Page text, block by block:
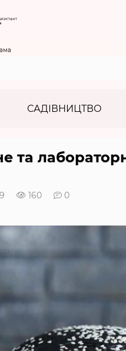
САДІВНИЦТВО
та
160 0